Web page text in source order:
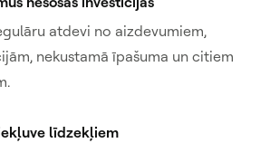
atdevi no aizdevumiem,
nekustamā īpašuma un citiem
līdzekļiem